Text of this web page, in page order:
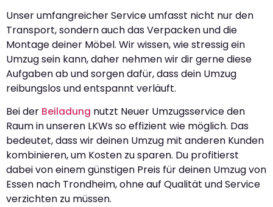
Unser umfangreicher Service umfasst nicht nur den
Transport, sondern auch das Verpacken und die
Montage deiner Möbel. Wir wissen, wie stressig ein
Umzug sein kann, daher nehmen wir dir gerne diese
Aufgaben ab und sorgen dafür, dass dein Umzug
reibungslos und entspannt verläuft.
Bei der Beiladung nutzt Neuer Umzugsservice den
Raum in unseren LKWs so effizient wie möglich. Das
bedeutet, dass wir deinen Umzug mit anderen Kunden
kombinieren, um Kosten zu sparen. Du profitierst
dabei von einem günstigen Preis für deinen Umzug von
Essen nach Trondheim, ohne auf Qualität und Service
verzichten zu müssen.